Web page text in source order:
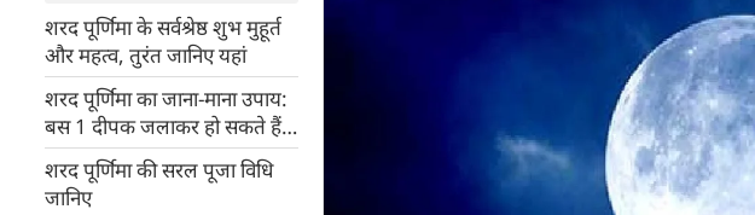
शरद पूर्णिमा के सर्वश्रेष्ठ शुभ मुहूर्त
और महत्व, तुरंत जानिए यहां
शरद पूर्णिमा का जाना-माना उपाय:
बस 1 दीपक जलाकर हो सकते हैं
मालामाल
शरद पूर्णिमा की सरल पूजा विधि
जानिए